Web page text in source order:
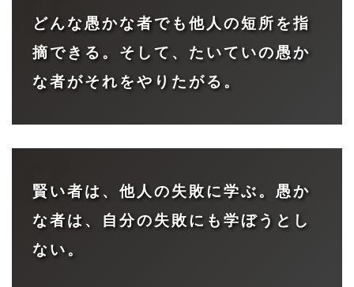
どんな愚かな者でも他人の短所を指
摘できる。そして、たいていの愚か
な者がそれをやりたがる。
賢い者は、他人の失敗に学ぶ。愚か
な者は、自分の失敗にも学ぼうとし
ない。